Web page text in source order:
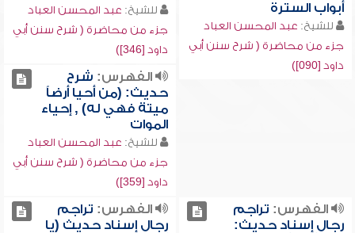
أبواب السترة
للشيخ: عبد المحسن العباد
جزء من محاضرة ( شرح سنن أبي
داود [090])
للشيخ: عبد المحسن العباد
جزء من محاضرة ( شرح سنن أبي
داود [346])
الفهرس: شرح
حديث: (من أحيا أرضاً
ميتة فهي له) , إحياء
الموات
للشيخ: عبد المحسن العباد
جزء من محاضرة ( شرح سنن أبي
داود [359])
الفهرس: تراجم
رجال إسناد حديث:
الفهرس: تراجم
رجال إسناد حديث (يا